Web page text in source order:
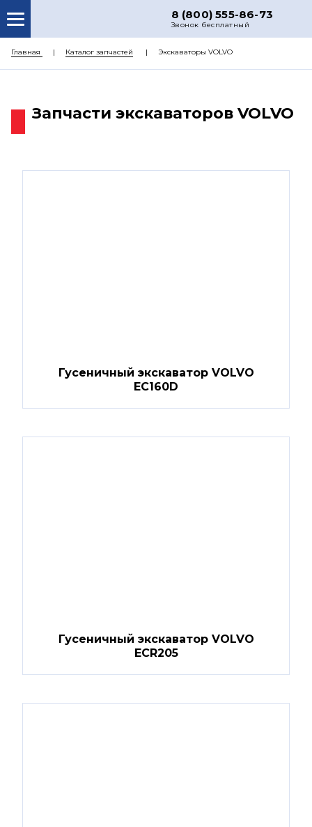
8 (800) 555-86-73
Звонок бесплатный
О НАС
Главная Каталог запчастей Экскаваторы VOLVO
Запчасти экскаваторов VOLVO
Гусеничный экскаватор VOLVO
EC160D
Гусеничный экскаватор VOLVO
ECR205